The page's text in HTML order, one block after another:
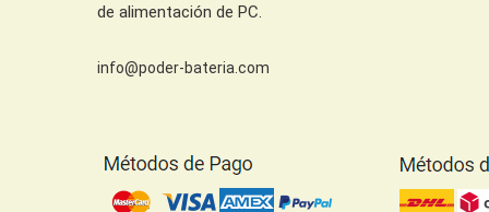
de alimentación de PC.
info@poder-bateria.com